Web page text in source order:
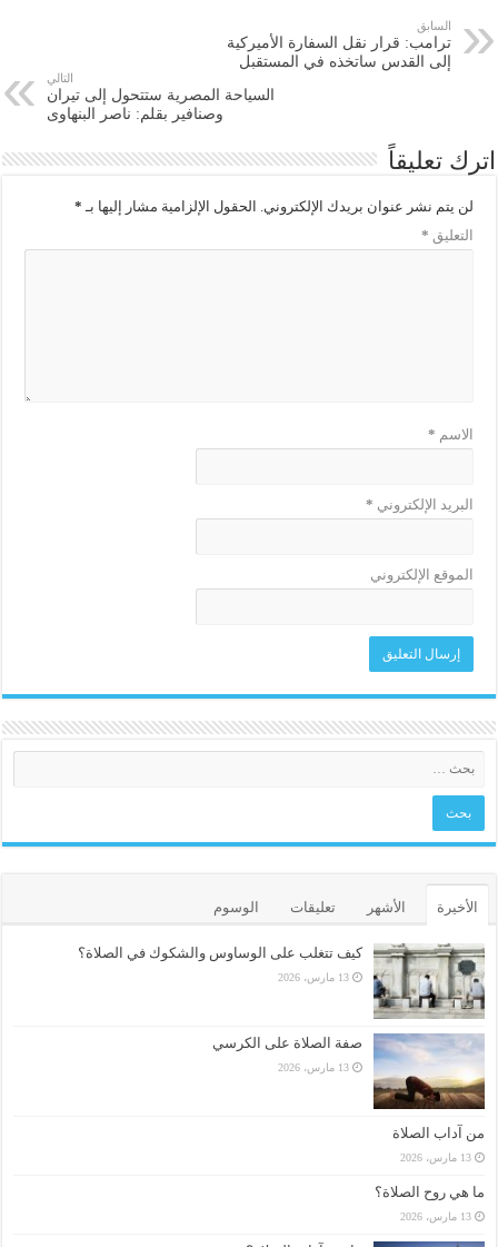
السابق
ترامب: قرار نقل السفارة الأميركية
إلى القدس ساتخذه في المستقبل
التالي
السياحة المصرية ستتحول إلى تيران
وصنافير بقلم: ناصر البنهاوى
اترك تعليقاً
لن يتم نشر عنوان بريدك الإلكتروني. الحقول الإلزامية مشار إليها بـ *
التعليق *
الاسم *
البريد الإلكتروني *
الموقع الإلكتروني
الأخيرة الأشهر تعليقات الوسوم
كيف تتغلب على الوساوس والشكوك في الصلاة؟
13 مارس، 2026
صفة الصلاة على الكرسي
13 مارس، 2026
من آداب الصلاة
13 مارس، 2026
ما هي روح الصلاة؟
13 مارس، 2026